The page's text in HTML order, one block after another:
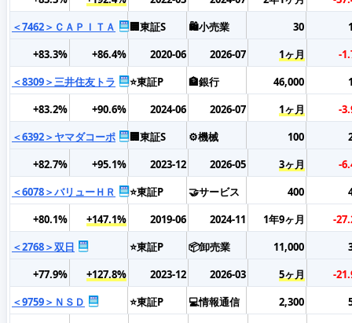
＜7462＞ＣＡＰＩＴＡ
🏢東証S 🛍️小売業 30
+83.3%
+86.4% 2020-06 2026-07 1ヶ月
-
＜8309＞三井住友トラ
⭐東証P 🏦銀行 46,000
+83.2%
+90.6% 2024-06 2026-07 1ヶ月
-
＜6392＞ヤマダコーポ
🏢東証S ⚙️機械 100
+82.7%
+95.1% 2023-12 2026-05 3ヶ月
-
＜6078＞バリューＨＲ
⭐東証P 🤝サービス 400
+80.1%
+147.1% 2019-06 2024-11 1年9ヶ月
-
＜2768＞双日
⭐東証P 📦卸売業 11,000
+77.9%
+127.8% 2023-12 2026-03 5ヶ月
-
＜9759＞ＮＳＤ
⭐東証P 💻情報通信 2,300